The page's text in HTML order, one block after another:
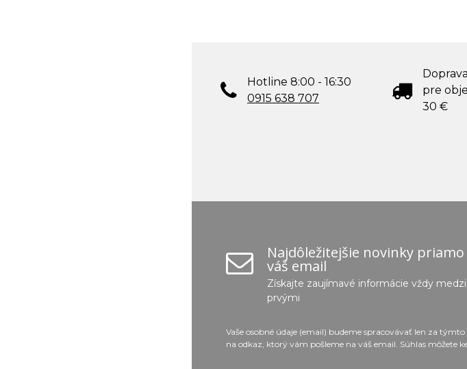
Hotline 8:00 - 16:30
0915 638 707
pre
30 €
Najdôležitejšie novinky priamo
váš email
Získajte zaujímavé informácie vždy medzi
prvými
Vaše osobné údaje (email) budeme spracovávať len za
na odkaz, ktorý vám pošleme na váš email. Súhlas